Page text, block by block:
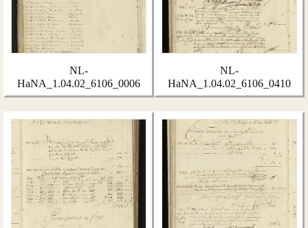
NL-
HaNA_1.04.02_6106_0006
NL-
HaNA_1.04.02_6106_0410